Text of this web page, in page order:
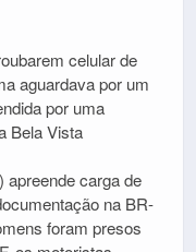
celular de
aguardava por um
por uma
Bela Vista
apreende carga de
na BR-
foram presos